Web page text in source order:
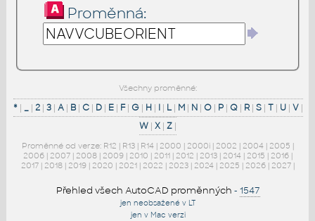
Proměnná:
Všechny proměnné:
*| _| 2| 3| A| B| C| D| E| F| G| H | I| L| M| N| O| P| Q| R| S| T| U| V|
W | X | Z |
Proměnné od verze: R12 | R13 | R14 | 2000 | 2000i | 2002 | 2004 | 2005 |
2006 | 2007 | 2008 | 2009 | 2010 | 2011 | 2012 | 2013 | 2014 | 2015 | 2016 |
2017 | 2018 | 2019 | 2020 | 2021 | 2022 | 2023 | 2024 | 2025 | 2026 | 2027 |
Přehled všech AutoCAD proměnných - 1547
jen neobsažené v LT
jen v Mac verzi